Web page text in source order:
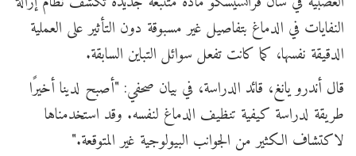
النفايات في الدماغ بتفاصيل غير مسبوقة دون التأثير على العملية
الدقيقة نفسها، كما كانت تفعل سوائل التباين السابقة.
قال أندرو يانغ، قائد الدراسة، في بيان صحفي: "أصبح لدينا أخيرًا
طريقة لدراسة كيفية تنظيف الدماغ لنفسه. وقد استخدمناها
لاكتشاف الكثير من الجوانب البيولوجية غير المتوقعة."